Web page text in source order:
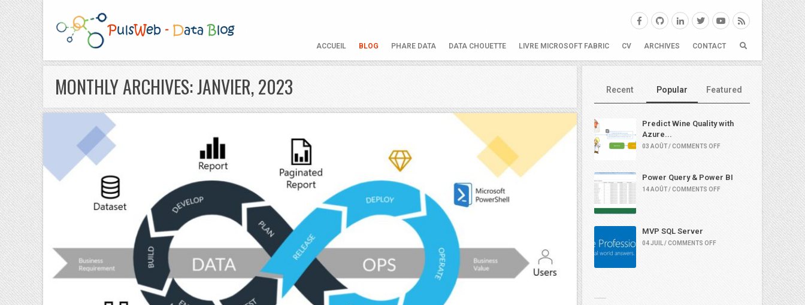
ACCUEIL BLOG PHARE DATA DATA CHOUETTE LIVRE MICROSOFT FABRIC CV ARCHIVES CONTACT
MONTHLY ARCHIVES: JANVIER, 2023 Recent Popular Featured
Predict Wine Quality with
Azure...
03 AOÛT / COMMENTS OFF
Power Query & Power BI
14 AOÛT / COMMENTS OFF
MVP SQL Server
04 JUIL / COMMENTS OFF